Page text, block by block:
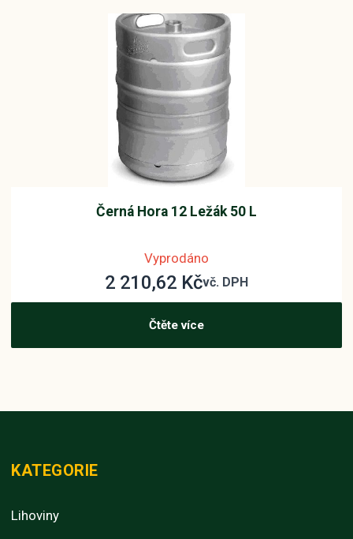
Černá Hora 12 Ležák 50 L
Vyprodáno
2 210,62 Kčvč. DPH
Čtěte více
KATEGORIE
Lihoviny